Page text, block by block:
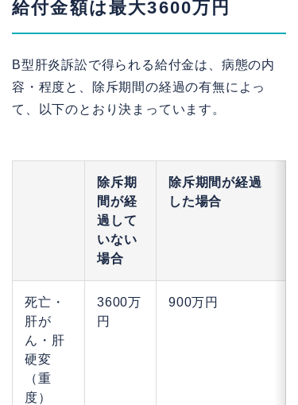
給付金額は最大3600万円
B型肝炎訴訟で得られる給付金は、病態の内
容・程度と、除斥期間の経過の有無によっ
て、以下のとおり決まっています。
除斥期
間が経
過して
いない
場合
除斥期間が経過
した場合
死亡・
肝が
ん・肝
硬変
（重
度）
3600万
円
900万円